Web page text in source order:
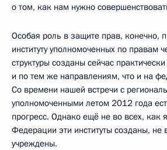
о том, как нам нужно
Особая роль в защите прав, конечно,
институту уполномоченных по правам
структуры созданы сейчас
и по тем же направлениям, что и на
Со времени нашей встречи с
уполномоченными летом 2012 года
прогресс. Однако ещё не во всех, как
Федерации эти институты созданы, не
учреждены.